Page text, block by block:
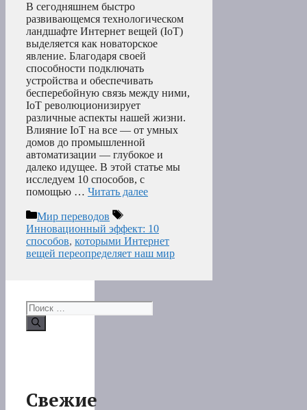
В сегодняшнем быстро
развивающемся технологическом
ландшафте Интернет вещей (IoT)
выделяется как новаторское
явление. Благодаря своей
способности подключать
устройства и обеспечивать
бесперебойную связь между ними,
IoT революционизирует
различные аспекты нашей жизни.
Влияние IoT на все — от умных
домов до промышленной
автоматизации — глубокое и
далеко идущее. В этой статье мы
исследуем 10 способов, с
помощью … Читать далее
Рубрики
Мир переводов
Метки
Инновационный эффект: 10
способов, которыми Интернет
вещей переопределяет наш мир
Поиск:
Свежие